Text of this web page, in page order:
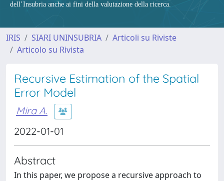
dell’Insubria anche ai fini della valutazione della ricerca.
IRIS SIARI UNINSUBRIA
Articoli su Riviste
Articolo su Rivista
Recursive Estimation of the Spatial
Error Model
Mira A.
2022-01-01
Abstract
In this paper, we propose a recursive approach to